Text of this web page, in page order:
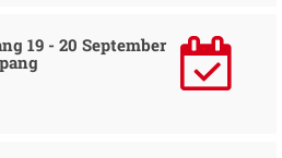
19 - 20 September